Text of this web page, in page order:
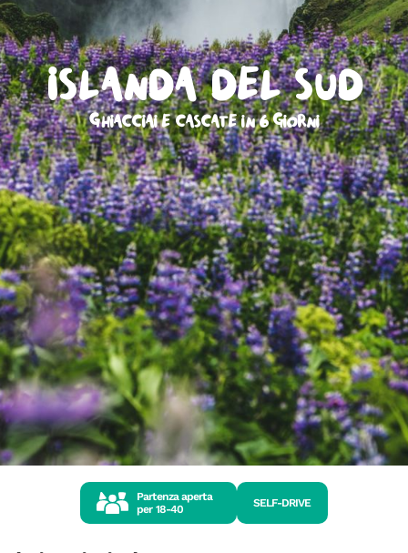
Islanda del Sud
Ghiacciai e cascate in 6 giorni
Partenza aperta
per 18-40
SELF-DRIVE